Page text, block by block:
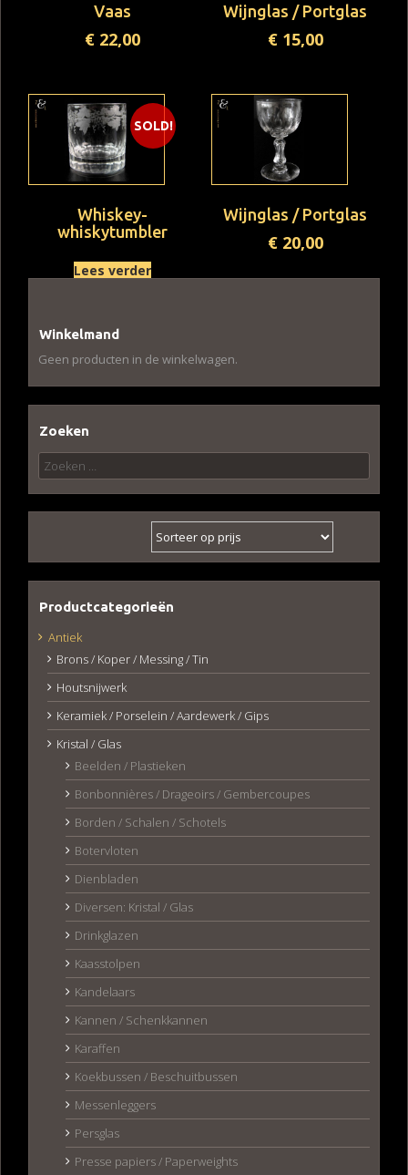
Vaas
€ 22,00
Wijnglas / Portglas
€15,00
SOLD!
Whiskey-
whiskytumbler
Lees verder
Wijnglas / Portglas
€20,00
Winkelmand
Geen producten in de winkelwagen.
Zoeken
Zoeken
naar:
Productcategorieën
Antiek
Brons / Koper / Messing / Tin
Houtsnijwerk
Keramiek / Porselein / Aardewerk / Gips
Kristal / Glas
Beelden / Plastieken
Bonbonnières / Drageoirs / Gembercoupes
Borden / Schalen / Schotels
Botervloten
Dienbladen
Diversen: Kristal / Glas
Drinkglazen
Kaasstolpen
Kandelaars
Kannen / Schenkkannen
Karaffen
Koekbussen / Beschuitbussen
Messenleggers
Persglas
Presse papiers / Paperweights